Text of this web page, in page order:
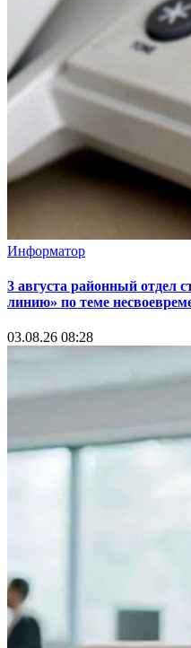
Информатор
3 августа районный отдел
линию» по теме
03.08.26 08:28